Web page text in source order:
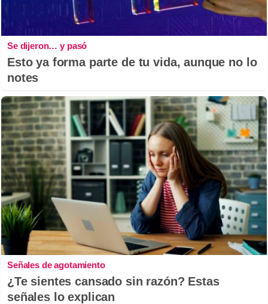
Se dijeron… y pasó
Esto ya forma parte de tu vida, aunque no lo
notes
Señales de agotamiento
¿Te sientes cansado sin razón? Estas
señales lo explican